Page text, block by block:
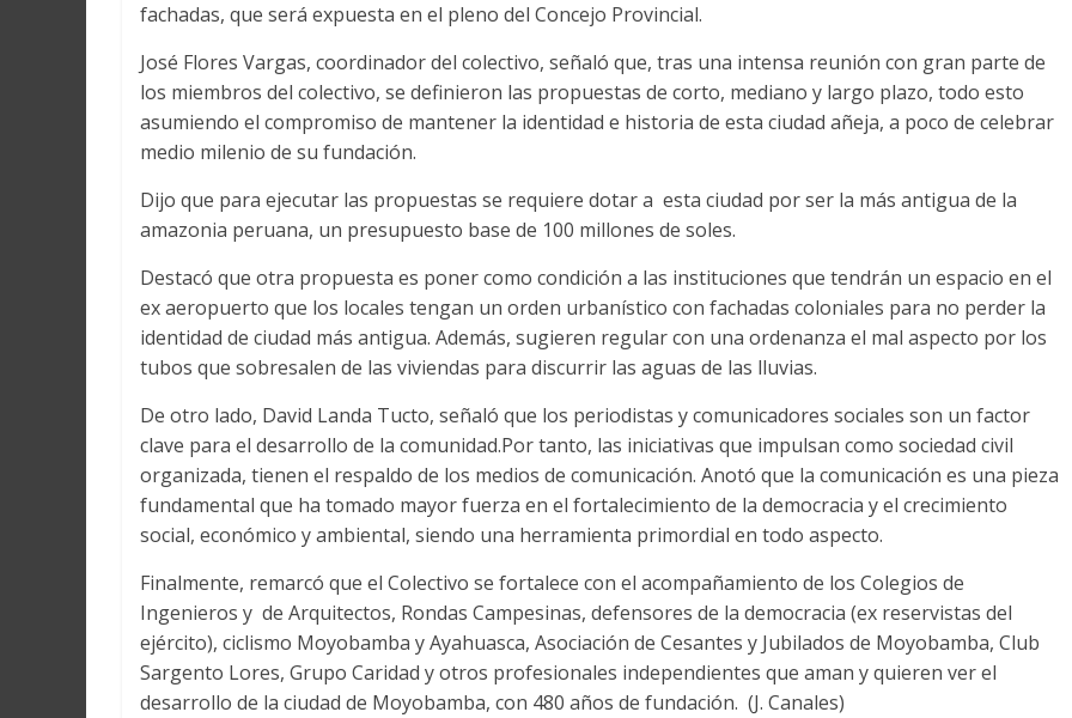
fachadas, que será expuesta en el pleno del Concejo Provincial.
José Flores Vargas, coordinador del colectivo, señaló que, tras una intensa reunión con gran parte de
los miembros del colectivo, se definieron las propuestas de corto, mediano y largo plazo, todo esto
asumiendo el compromiso de mantener la identidad e historia de esta ciudad añeja, a poco de celebrar
medio milenio de su fundación.
Dijo que para ejecutar las propuestas se requiere dotar a esta ciudad por ser la más antigua de la
amazonia peruana, un presupuesto base de 100 millones de soles.
Destacó que otra propuesta es poner como condición a las instituciones que tendrán un espacio en el
ex aeropuerto que los locales tengan un orden urbanístico con fachadas coloniales para no perder la
identidad de ciudad más antigua. Además, sugieren regular con una ordenanza el mal aspecto por los
tubos que sobresalen de las viviendas para discurrir las aguas de las lluvias.
De otro lado, David Landa Tucto, señaló que los periodistas y comunicadores sociales son un factor
clave para el desarrollo de la comunidad.Por tanto, las iniciativas que impulsan como sociedad civil
organizada, tienen el respaldo de los medios de comunicación. Anotó que la comunicación es una pieza
fundamental que ha tomado mayor fuerza en el fortalecimiento de la democracia y el crecimiento
social, económico y ambiental, siendo una herramienta primordial en todo aspecto.
Finalmente, remarcó que el Colectivo se fortalece con el acompañamiento de los Colegios de
Ingenieros y de Arquitectos, Rondas Campesinas, defensores de la democracia (ex reservistas del
ejército), ciclismo Moyobamba y Ayahuasca, Asociación de Cesantes y Jubilados de Moyobamba, Club
Sargento Lores, Grupo Caridad y otros profesionales independientes que aman y quieren ver el
desarrollo de la ciudad de Moyobamba, con 480 años de fundación. (J. Canales)